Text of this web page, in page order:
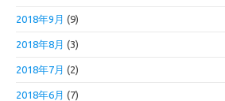
2018年9月 (9)
2018年8月 (3)
2018年7月 (2)
2018年6月 (7)